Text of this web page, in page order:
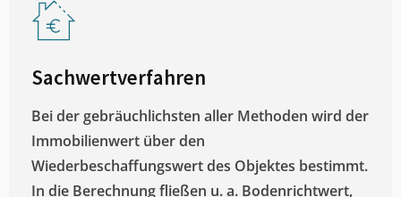
Sachwertverfahren
Bei der gebräuchlichsten aller Methoden wird der
Immobilienwert über den
Wiederbeschaffungswert des Objektes bestimmt.
In die Berechnung fließen u. a. Bodenrichtwert,